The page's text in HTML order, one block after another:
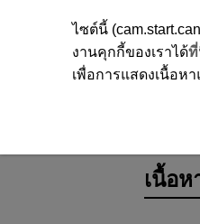
เนื้อห
ไซต์นี้
งานคุกกี้ของเราได้
เพื่อการแสดงเนื้อห